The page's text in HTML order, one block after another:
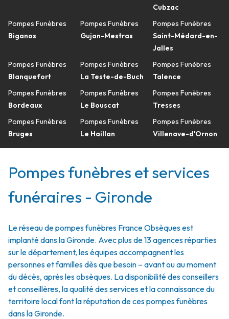
Pompes Funèbres
Biganos
Pompes Funèbres
Blanquefort
Pompes Funèbres
Bordeaux
Pompes Funèbres
Bruges
Pompes Funèbres
Gujan-Mestras
Pompes Funèbres
La Teste-de-Buch
Pompes Funèbres
Le Bouscat
Pompes Funèbres
Le Haillan
Cubzac
Pompes Funèbres
Saint-Médard-en-
Jalles
Pompes Funèbres
Talence
Pompes Funèbres
Tresses
Pompes Funèbres
Villenave-d'Ornon
Pompes funèbres et services
funéraires - Gironde
Le réseau de pompes funèbres France Obsèques est
implanté dans la Gironde. Avec plus de 13 agences réparties
sur le département, les équipes accompagnent les
personnes et familles dès que besoin – avant ou au moment
du décès, après les obsèques. La disponibilité des conseillers
et conseillères, la qualité des services et la connaissance du
territoire local font la réputation de ces pompes funèbres
dans la Gironde.